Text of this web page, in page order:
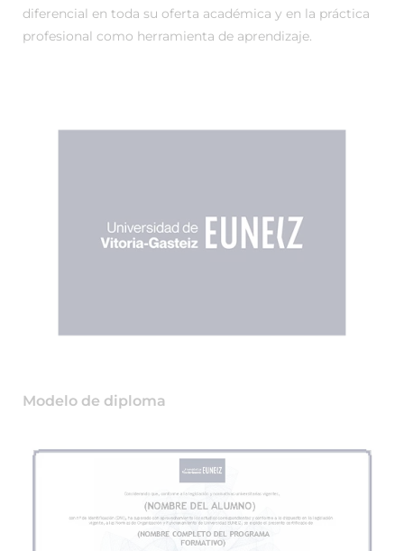
diferencial en toda su oferta académica y en la práctica
profesional como herramienta de aprendizaje.
Modelo de diploma